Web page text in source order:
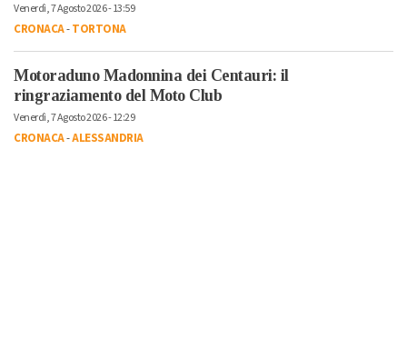
Venerdì, 7 Agosto 2026 - 13:59
CRONACA-TORTONA
Motoraduno Madonnina dei Centauri: il
ringraziamento del Moto Club
Venerdì, 7 Agosto 2026 - 12:29
CRONACA-ALESSANDRIA